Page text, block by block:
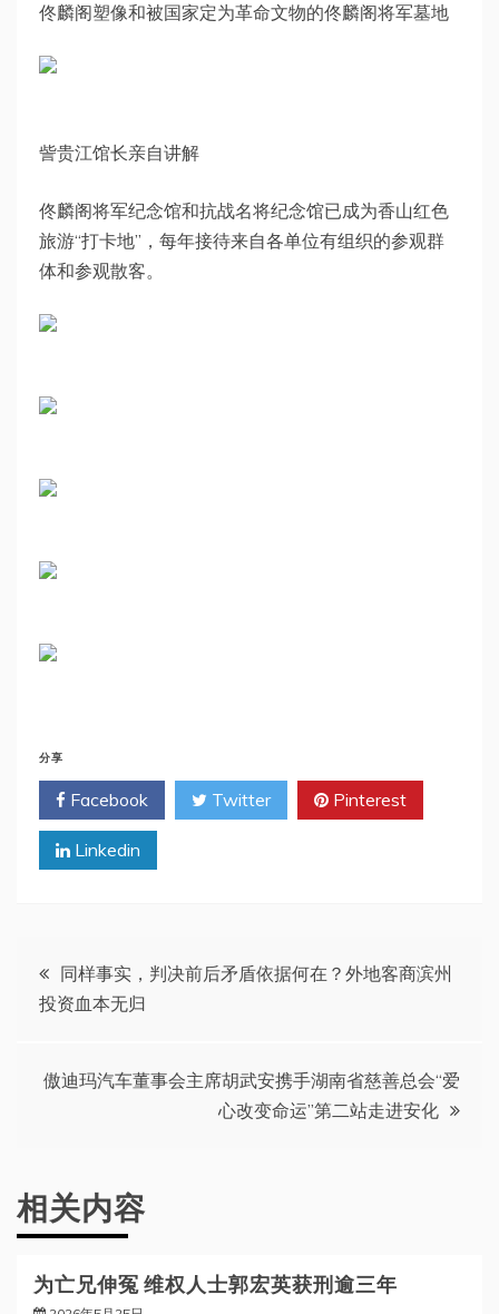
佟麟阁塑像和被国家定为革命文物的佟麟阁将军墓地
訾贵江馆长亲自讲解
佟麟阁将军纪念馆和抗战名将纪念馆已成为香山红色
旅游“打卡地”，每年接待来自各单位有组织的参观群
体和参观散客。
分享
Facebook Twitter Pinterest
Linkedin
文
章
导
同样事实，判决前后矛盾依据何在？外地客商滨州
投资血本无归
傲迪玛汽车董事会主席胡武安携手湖南省慈善总会“爱
心改变命运”第二站走进安化
相关内容
为亡兄伸冤 维权人士郭宏英获刑逾三年